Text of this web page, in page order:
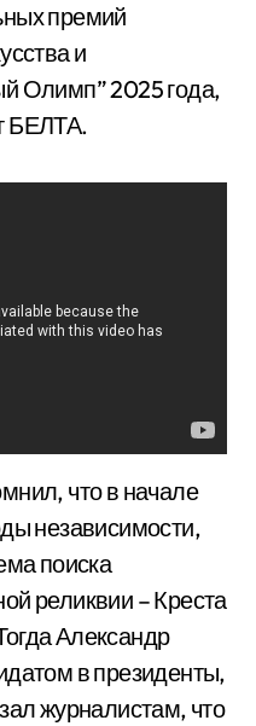
премий
и
Олимп” 2025 года,
БЕЛТА.
что в начале
независимости,
поиска
реликвии – Креста
Александр
в президенты,
журналистам, что